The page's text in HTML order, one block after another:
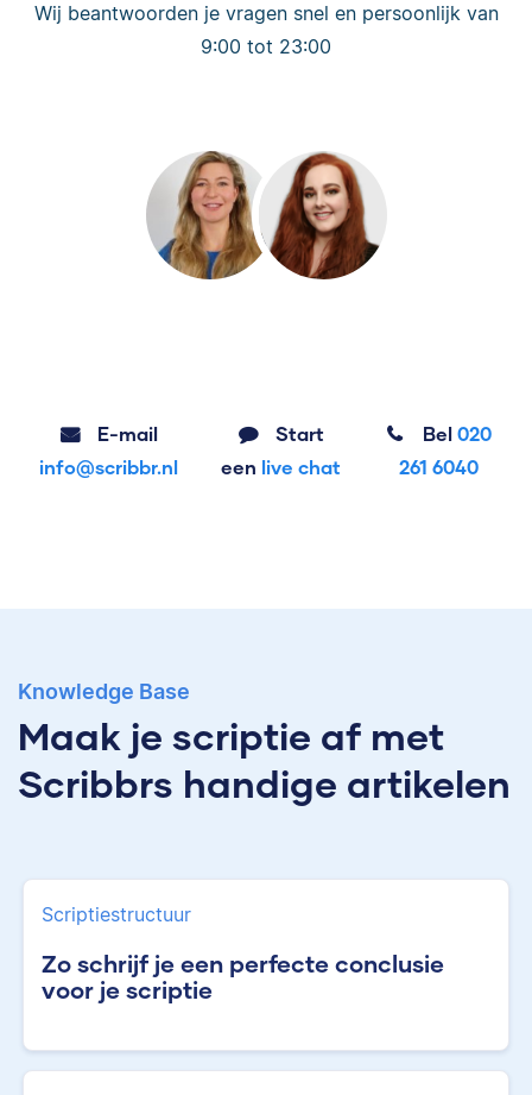
Wij beantwoorden je vragen snel en persoonlijk van
9:00 tot 23:00
E-mail
info@scribbr.nl
Start
een live chat
Bel020
261 6040
Knowledge Base
Maak je scriptie af met
Scribbrs handige artikelen
Scriptiestructuur
Zo schrijf je een perfecte conclusie
voor je scriptie